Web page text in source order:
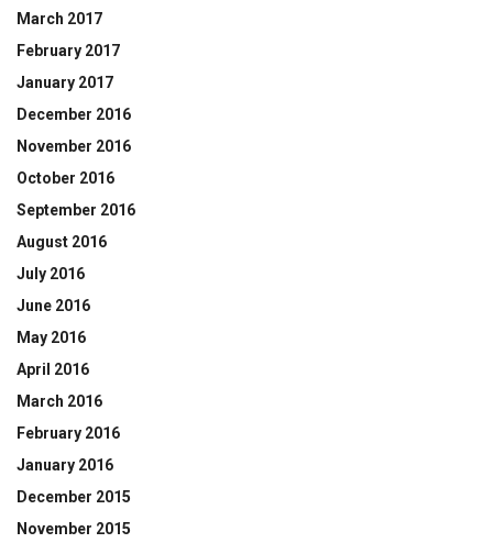
March 2017
February 2017
January 2017
December 2016
November 2016
October 2016
September 2016
August 2016
July 2016
June 2016
May 2016
April 2016
March 2016
February 2016
January 2016
December 2015
November 2015